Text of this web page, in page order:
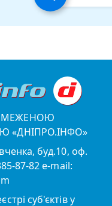
«ДНІПРО.ІНФО»
буд.10, оф.
87-82 e-mail:
суб'єктів у